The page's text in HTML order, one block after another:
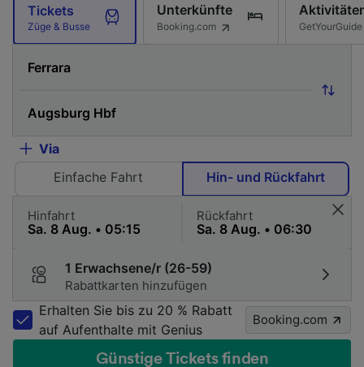
Tickets
Züge & Busse
Unterkünfte
Booking.com GetYourGuide
Via
Einfache Fahrt
Hin- und Rückfahrt
Hinfahrt Rückfahrt
1 Erwachsene/r (26-59)
Rabattkarten hinzufügen
Erhalten Sie bis zu 20 % Rabatt
auf Aufenthalte mit Genius
Booking.com
Günstige Tickets finden